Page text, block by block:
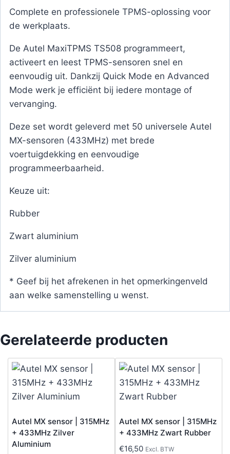
Complete en professionele TPMS-oplossing voor
de werkplaats.
De Autel MaxiTPMS TS508 programmeert,
activeert en leest TPMS-sensoren snel en
eenvoudig uit. Dankzij Quick Mode en Advanced
Mode werk je efficiënt bij iedere montage of
vervanging.
Deze set wordt geleverd met 50 universele Autel
MX-sensoren (433MHz) met brede
voertuigdekking en eenvoudige
programmeerbaarheid.
Keuze uit:
Rubber
Zwart aluminium
Zilver aluminium
* Geef bij het afrekenen in het opmerkingenveld
aan welke samenstelling u wenst.
Gerelateerde producten
Autel MX sensor | 315MHz
+ 433MHz Zilver
Aluminium
Autel MX sensor | 315MHz
+ 433MHz Zwart Rubber
€16,50 Excl. BTW